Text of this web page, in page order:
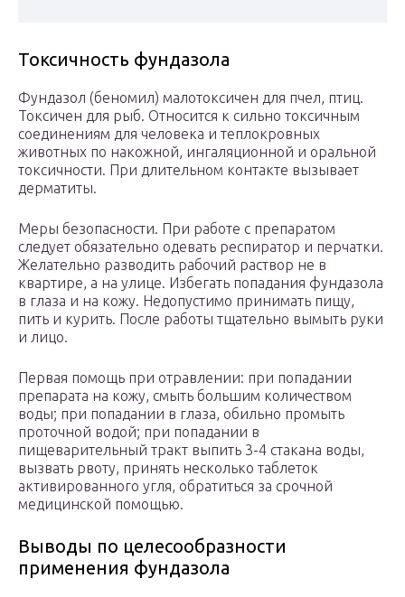
Токсичность фундазола
Фундазол (беномил) малотоксичен для пчел, птиц.
Токсичен для рыб. Относится к сильно токсичным
соединениям для человека и теплокровных
животных по накожной, ингаляционной и оральной
токсичности. При длительном контакте вызывает
дерматиты.
Меры безопасности. При работе с препаратом
следует обязательно одевать респиратор и перчатки.
Желательно разводить рабочий раствор не в
квартире, а на улице. Избегать попадания фундазола
в глаза и на кожу. Недопустимо принимать пищу,
пить и курить. После работы тщательно вымыть руки
и лицо.
Первая помощь при отравлении: при попадании
препарата на кожу, смыть большим количеством
воды; при попадании в глаза, обильно промыть
проточной водой; при попадании в
пищеварительный тракт выпить 3-4 стакана воды,
вызвать рвоту, принять несколько таблеток
активированного угля, обратиться за срочной
медицинской помощью.
Выводы по целесообразности
применения фундазола